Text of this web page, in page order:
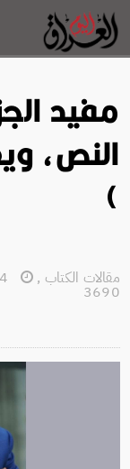
مفيد
النص،
)
مقالات الكتاب ,
3690